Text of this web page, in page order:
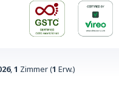
,1 Zimmer (1 Erw.)